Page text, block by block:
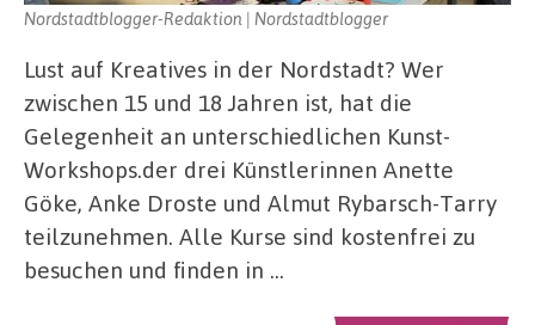
Nordstadtblogger-Redaktion | Nordstadtblogger
Lust auf Kreatives in der Nordstadt? Wer
zwischen 15 und 18 Jahren ist, hat die
Gelegenheit an unterschiedlichen Kunst-
Workshops.der drei Künstlerinnen Anette
Göke, Anke Droste und Almut Rybarsch-Tarry
teilzunehmen. Alle Kurse sind kostenfrei zu
besuchen und finden in …